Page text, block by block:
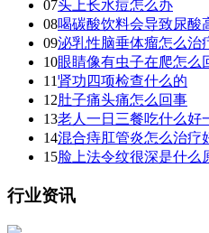
07头上长水痘怎么办
08喝碳酸饮料会导致尿酸
09泌乳性脑垂体瘤怎么治
10眼睛像有虫子在爬怎么
11肾功四项检查什么的
12肚子痛头痛怎么回事
13老人一日三餐吃什么好
14混合痔肛管炎怎么治疗
15脸上法令纹很深是什么
行业资讯